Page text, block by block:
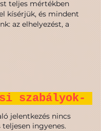
teljes mértékben
kísérjük, és mindent
az elhelyezést, a
szabályok-
jelentkezés nincs
ingyenes.